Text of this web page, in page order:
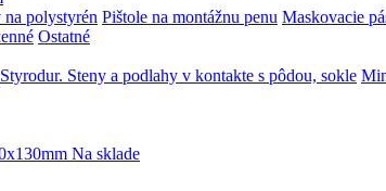
na polystyrén Pištole na montážnu penu Maskovacie
Ostatné
Styrodur. Steny a podlahy v kontakte s pôdou, sokle
Na sklade